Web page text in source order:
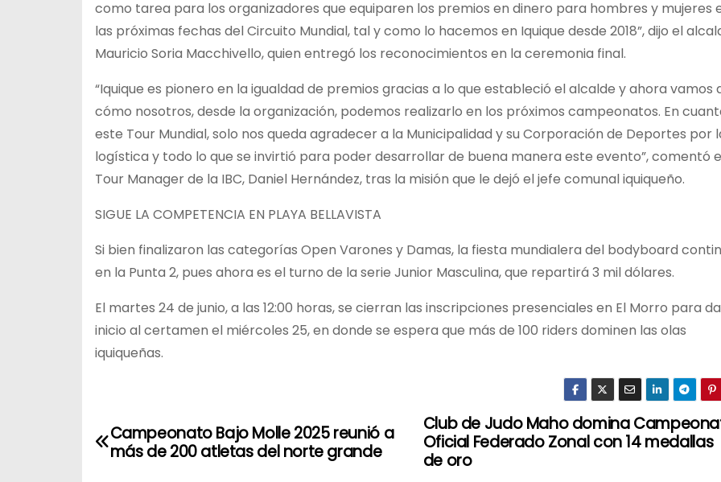
como tarea para los organizadores que equiparen los premios en dinero para hombres y mujeres
las próximas fechas del Circuito Mundial, tal y como lo hacemos en Iquique desde 2018”, dijo el
Mauricio Soria Macchivello, quien entregó los reconocimientos en la ceremonia final.
“Iquique es pionero en la igualdad de premios gracias a lo que estableció el alcalde y ahora vamos
cómo nosotros, desde la organización, podemos realizarlo en los próximos campeonatos. En
este Tour Mundial, solo nos queda agradecer a la Municipalidad y su Corporación de Deportes por
logística y todo lo que se invirtió para poder desarrollar de buena manera este evento”, comentó
Tour Manager de la IBC, Daniel Hernández, tras la misión que le dejó el jefe comunal iquiqueño.
SIGUE LA COMPETENCIA EN PLAYA BELLAVISTA
Si bien finalizaron las categorías Open Varones y Damas, la fiesta mundialera del bodyboard
en la Punta 2, pues ahora es el turno de la serie Junior Masculina, que repartirá 3 mil dólares.
El martes 24 de junio, a las 12:00 horas, se cierran las inscripciones presenciales en El Morro para
inicio al certamen el miércoles 25, en donde se espera que más de 100 riders dominen las olas
iquiqueñas.
N
Club de Judo Maho domina
Oficial Federado Zonal con 14 medallas
de oro
Campeonato Bajo Molle 2025 reunió a
más de 200 atletas del norte grande